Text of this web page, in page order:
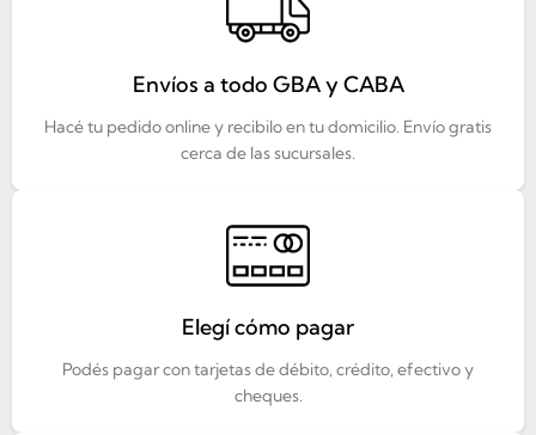
Envíos a todo GBA y CABA
Hacé tu pedido online y recibilo en tu domicilio. Envío gratis
cerca de las sucursales.
Elegí cómo pagar
Podés pagar con tarjetas de débito, crédito, efectivo y
cheques.